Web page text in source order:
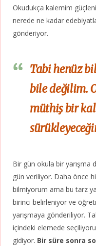
Okudukça kalemim
nerede ne kadar
gönderiyor.
Tabi henüz
bile değilim.
müthiş bir
Bir gün okula bir yarışma
gün veriliyor. Daha önce
bilmiyorum ama bu tarz
birinci belirleniyor ve
yarışmaya gönderiliyor.
içindeki elemede
gidiyor. Bir süre sonra